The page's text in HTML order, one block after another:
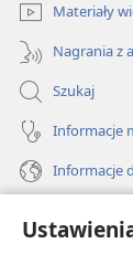
Materiały
Nagrania z
Szukaj
Informacje
Informacje